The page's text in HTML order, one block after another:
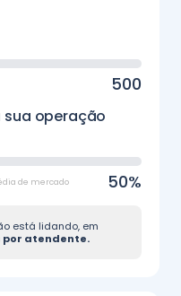
500
sua operação
de mercado 50%
está lidando, em
por atendente.